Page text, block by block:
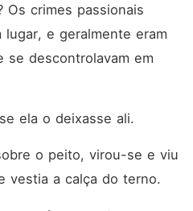
Os crimes passionais
e geralmente eram
se descontrolavam em
ela o deixasse ali.
o peito, virou-se e viu
vestia a calça do terno.